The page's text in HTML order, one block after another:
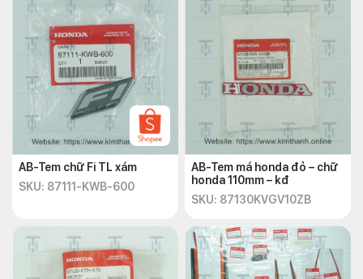
AB-Tem chữ Fi TL xám
SKU: 87111-KWB-600
AB-Tem má honda đỏ – chữ
honda 110mm – kđ
SKU: 87130KVGV10ZB